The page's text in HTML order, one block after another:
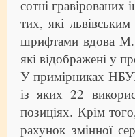
сотні гравірованих
тих, які
шрифтами вдова М.
які відображені у
У примірниках
із яких 22
позиціях. Крім
рахунок змінної